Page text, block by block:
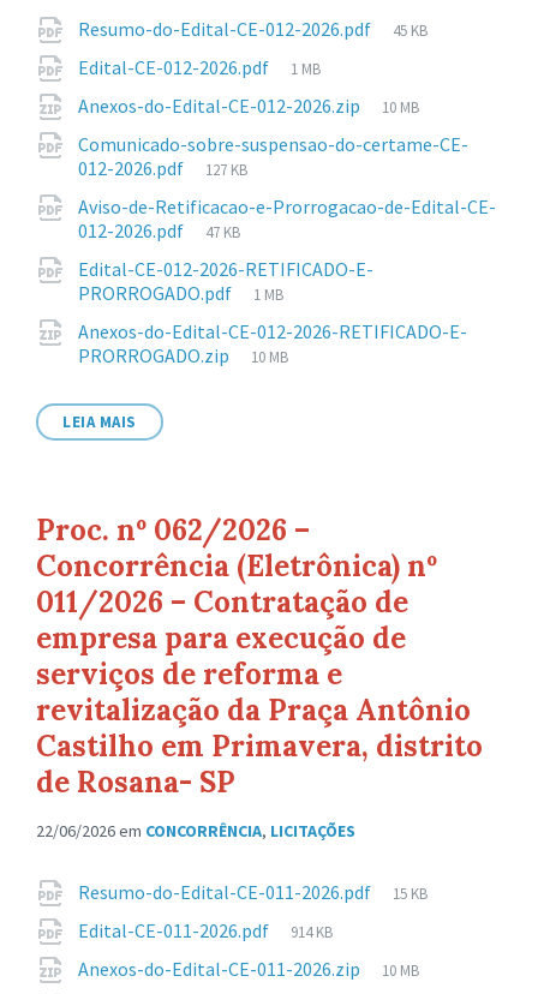
Anexos
Resumo-do-Edital-CE-012-2026.pdf
Tamanho
45 KB
Edital-CE-012-2026.pdf
Tamanho
arquivo:
1 MB
Anexos-do-Edital-CE-012-2026.zip
Tamanho
arquivo:
10 MB
Comunicado-sobre-suspensao-do-certame-CE-
012-2026.pdf
Tamanho
arquivo:
127 KB
Aviso-de-Retificacao-e-Prorrogacao-de-Edital-CE-
012-2026.pdf
Tamanho
arquivo:
47 KB
Edital-CE-012-2026-RETIFICADO-E-
PRORROGADO.pdf
Tamanho
arquivo:
1 MB
Anexos-do-Edital-CE-012-2026-RETIFICADO-E-
PRORROGADO.zip
Tamanho
10 MB
LEIA MAIS
Proc. nº 062/2026 –
Concorrência (Eletrônica) nº
011/2026 – Contratação de
empresa para execução de
serviços de reforma e
revitalização da Praça Antônio
Castilho em Primavera, distrito
de Rosana- SP
22/06/2026em CONCORRÊNCIA, LICITAÇÕES
Anexos
Resumo-do-Edital-CE-011-2026.pdf
Tamanho
15 KB
Edital-CE-011-2026.pdf
Tamanho
arquivo:
914 KB
Anexos-do-Edital-CE-011-2026.zip
Tamanho
10 MB